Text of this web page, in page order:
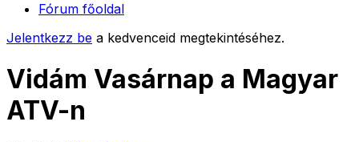
Fórum főoldal
Jelentkezz be a kedvenceid megtekintéséhez.
Vidám Vasárnap a Magyar
ATV-n